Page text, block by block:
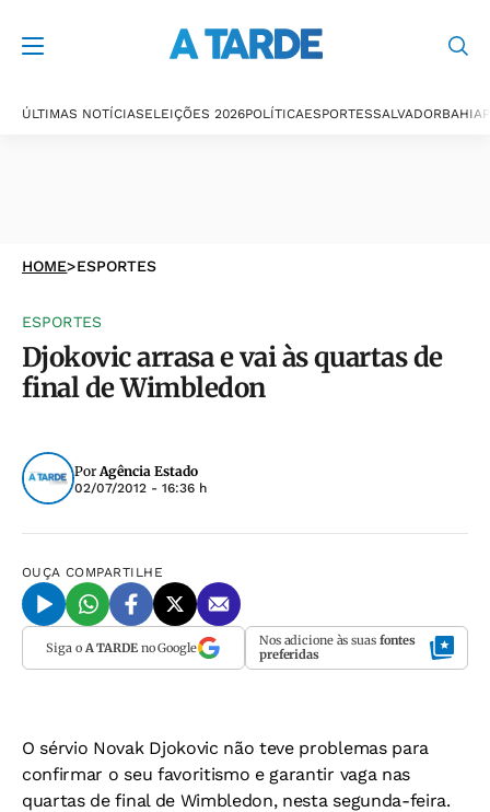
ÚLTIMAS NOTÍCIASELEIÇÕES 2026POLÍTICAESPORTESSALVADORBAHIA
HOME>ESPORTES
ESPORTES
Djokovic arrasa e vai às quartas de
final de Wimbledon
PorAgência Estado
02/07/2012 - 16:36 h
OUÇA COMPARTILHE
Siga o A TARDEno Google Nos adicione às suas fontes
preferidas
O sérvio Novak Djokovic não teve problemas para
confirmar o seu favoritismo e garantir vaga nas
quartas de final de Wimbledon, nesta segunda-feira.